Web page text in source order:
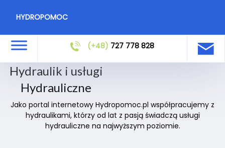
HYDROPOMOC
(+48) 727 778 828
Hydraulik i usługi
Hydrauliczne
Jako portal internetowy Hydropomoc.pl współpracujemy z
hydraulikami, którzy od lat z pasją świadczą usługi
hydrauliczne na najwyższym poziomie.